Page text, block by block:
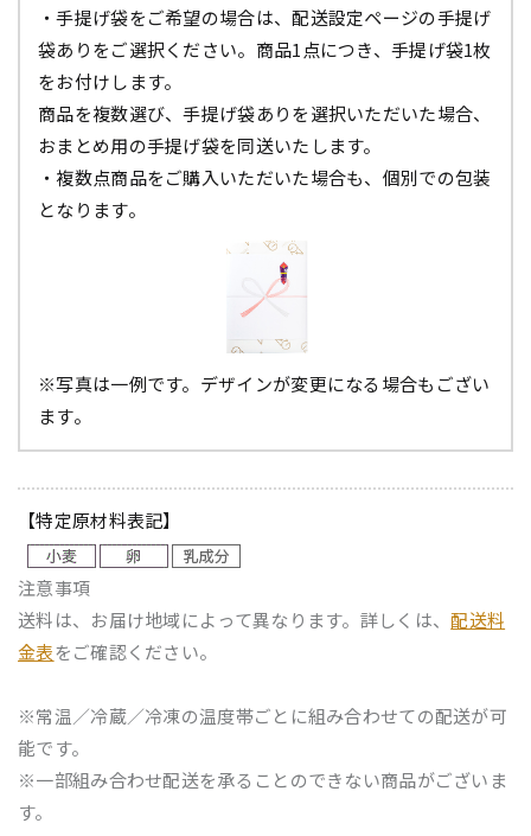
・手提げ袋をご希望の場合は、配送設定ページの手提げ
袋ありをご選択ください。商品1点につき、手提げ袋1枚
をお付けします。
商品を複数選び、手提げ袋ありを選択いただいた場合、
おまとめ用の手提げ袋を同送いたします。
・複数点商品をご購入いただいた場合も、個別での包装
となります。
※写真は一例です。デザインが変更になる場合もござい
ます。
【特定原材料表記】
注意事項
送料は、お届け地域によって異なります。詳しくは、配送料
金表をご確認ください。
※常温／冷蔵／冷凍の温度帯ごとに組み合わせての配送が可
能です。
※一部組み合わせ配送を承ることのできない商品がございま
す。